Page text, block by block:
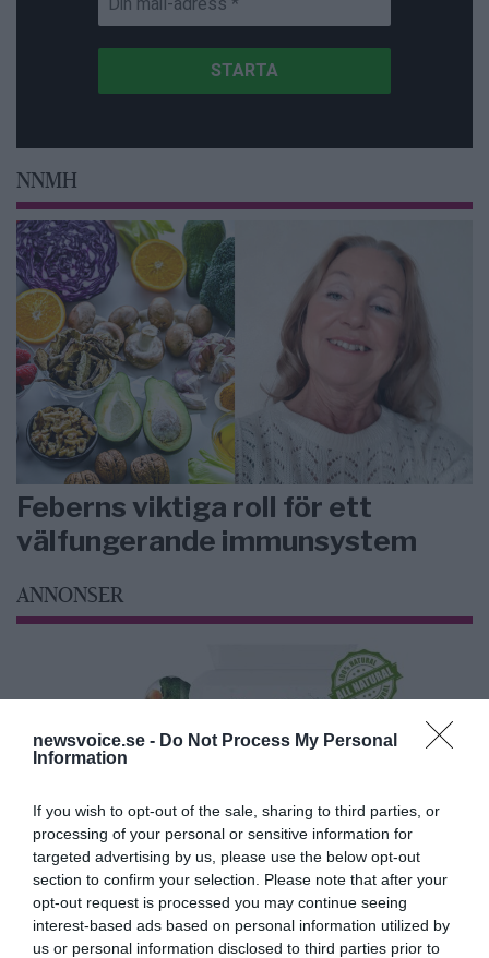
newsvoice.se - Do Not Process My Personal
Information
If you wish to opt-out of the sale, sharing to third parties, or
processing of your personal or sensitive information for
targeted advertising by us, please use the below opt-out
section to confirm your selection. Please note that after your
opt-out request is processed you may continue seeing
interest-based ads based on personal information utilized by
us or personal information disclosed to third parties prior to
NNMH
Feberns viktiga roll för ett
välfungerande immunsystem
ANNONSER